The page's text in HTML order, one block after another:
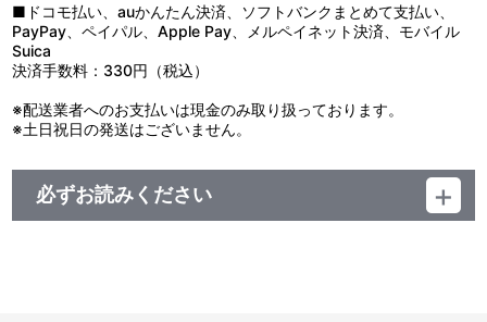
■ドコモ払い、auかんたん決済、ソフトバンクまとめて支払い、
PayPay、ペイパル、Apple Pay、メルペイネット決済、モバイル
Suica
決済手数料：330円（税込）
※配送業者へのお支払いは現金のみ取り扱っております。
※土日祝日の発送はございません。
必ずお読みください